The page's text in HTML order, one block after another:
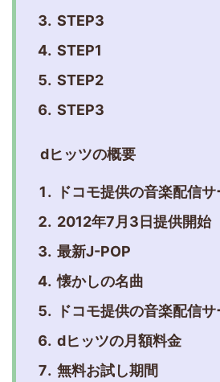
STEP3
STEP1
STEP2
STEP3
dヒッツの概要
ドコモ提供の音楽配信
2012年7月3日提供開始
最新J-POP
懐かしの名曲
ドコモ提供の音楽配信
dヒッツの月額料金
無料お試し期間